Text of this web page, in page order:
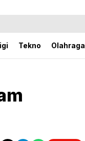
Tekno Olahraga